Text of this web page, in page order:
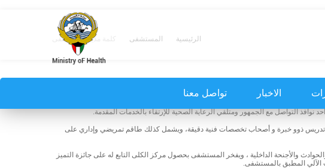
الاخبار تواصل معنا
الرئيسية المستشفى كلمة مدير المستشفى
التواصل مع الجمهور ومتلقي الرعاية الصحية للإرتقاء بالخدمات المقدمة.
ذوو خبرة و أصحاب تخصصات فنية دقيقة، ويشمل كذلك طاقم تمريضي وإداري على
والأجنحة الداخلية ، ويفخر المستشفى بحصول مركز الكلى التابع له على جائزة التميز
الآلي المطبق بالمستشفى.